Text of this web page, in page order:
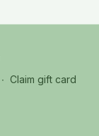
∙ Claim gift card